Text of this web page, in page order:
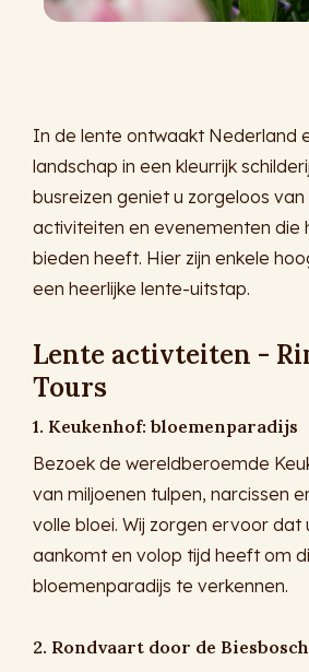
In de lente ontwaakt Nederland
landschap in een kleurrijk
busreizen geniet u zorgeloos
activiteiten en evenementen die
bieden heeft. Hier zijn enkele
een heerlijke lente-uitstap.
Lente activteiten -
Tours
1. Keukenhof: bloemenparadijs
Bezoek de wereldberoemde
van miljoenen tulpen, narcissen
volle bloei. Wij zorgen ervoor dat
aankomt en volop tijd heeft om
bloemenparadijs te verkennen.
2. Rondvaart door de Biesbosch